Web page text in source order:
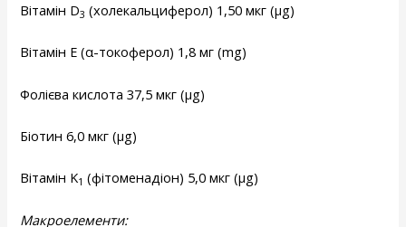
Вітамін D3 (холекальциферол) 1,50 мкг (µg)
Вітамін Е (α-токоферол) 1,8 мг (mg)
Фолієва кислота 37,5 мкг (µg)
Біотин 6,0 мкг (µg)
Вітамін K1 (фітоменадіон) 5,0 мкг (µg)
Макроелементи: